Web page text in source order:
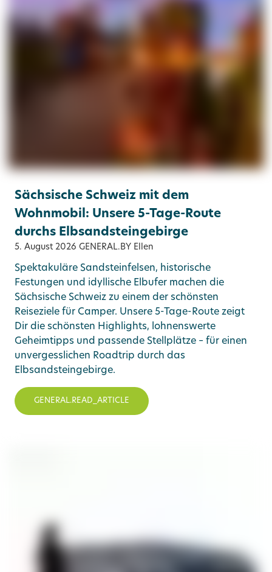
Sächsische Schweiz mit dem
Wohnmobil: Unsere 5-Tage-Route
durchs Elbsandsteingebirge
5. August 2026 GENERAL.BY Ellen
Spektakuläre Sandsteinfelsen, historische
Festungen und idyllische Elbufer machen die
Sächsische Schweiz zu einem der schönsten
Reiseziele für Camper. Unsere 5-Tage-Route zeigt
Dir die schönsten Highlights, lohnenswerte
Geheimtipps und passende Stellplätze – für einen
unvergesslichen Roadtrip durch das
Elbsandsteingebirge.
GENERAL.READ_ARTICLE